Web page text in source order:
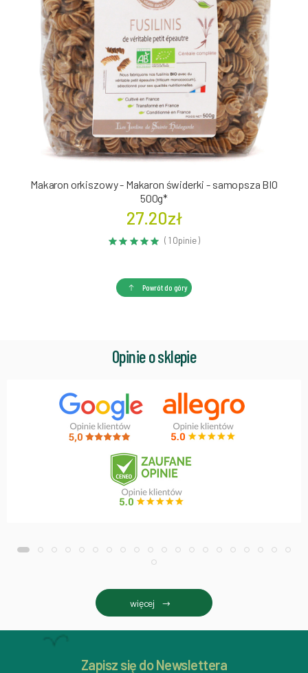
Makaron orkiszowy - Makaron świderki - samopsza BIO
500g*
27.20zł
( 1 Opinie )
Powrót do góry
Opinie o sklepie
więcej
Zapisz się do Newslettera